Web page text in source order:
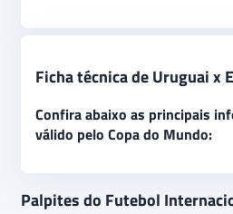
Ficha técnica de Uruguai x
Confira abaixo as principais
válido pelo Copa do Mundo:
Palpites do Futebol